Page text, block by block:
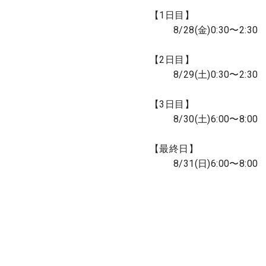
【1日目】
8/28(金)0:30〜2:30
【2日目】
8/29(土)0:30〜2:30
【3日目】
8/30(土)6:00〜8:00
【最終日】
8/31(日)6:00〜8:00